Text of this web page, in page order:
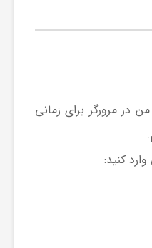
در مرورگر برای زمانی
کنید: